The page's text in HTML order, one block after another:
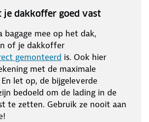
je dakkoffer goed vast
bagage mee op het dak,
of je dakkoffer
gemonteerd is. Ook hier
met de maximale
let op, de bijgeleverde
bedoeld om de lading in de
te zetten. Gebruik ze nooit aan